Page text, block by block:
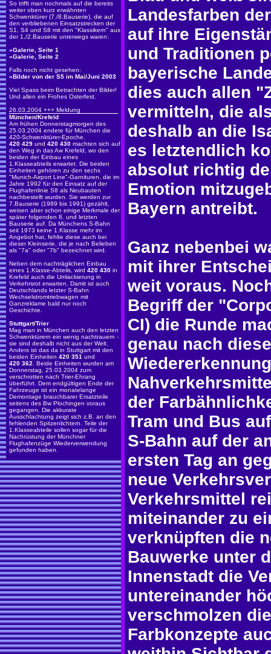
So trifft man nochmals auf die bereits
weiter oben kurz erwähnten
Schwenktürer (7./8.Bauserie), die auf
den verbliebenen Einsatzstrecken der
S1, S4 und S8 mit den "Klassikern" aus
der 1./2.Bauserie unterwegs waren:
»Galerie, Seite 1
»Galerie, Seite 2
Falls noch nicht gesehen:
»Bilder von der S5 im Mai/Juni 2003
Viel Spass beim Betrachten der Bilder!
Und allen ein Frohes Osterfest.
26.03.2004 +++ Meldung
München/Krefeld
Am frühen Donnerstagmorgen des
25.03.2004 endete für München die
420-Schwenktürer-Epoche.
420 429 und 420 430 machten sich auf
den Weg in das Aw Krefeld, wo den
beiden der Einbau eines
1.Klasseabteils erwartet. Die beiden
Einheiten gehören zu den sechs
"Munich-Airport Line"-Garnituren, die im
Jahre 1992 für den Einsatz auf der
Flughafenlinie S8 als Neubauten
nachbestellt wurden. Sie werden zur
7.Bauserie (1989 bis 1991) gezählt,
weisen aber schon einige Merkmale der
später folgenden 8. und letzten
Bauserie auf. Da Münchens S-Bahn
seit 1973 keine 1.Klasse mehr im
Angebot hat, fehlte diese auch bei
dieser Kleinserie, die je nach Belieben
als "7a" oder "7b" bezeichnet wird.
Neben dem nachträglichen Einbau
eines 1.Klasse-Abteils, wird 420 430 in
Krefeld auch die Umlackierung in
Verkehrsrot erwarten. Damit ist auch
Deutschlands letzter S-Bahn
Wechselstromtriebwagen mit
Ganzreklame bald nur noch
Geschichte.
Stuttgart/Trier
Mag man in München auch den letzten
Schwenktürern ein wenig nachtrauern -
sie sind deshalb nicht aus der Welt.
Anders ist das da in Stuttgart mit den
beiden Einheiten 420 351 und
420 362 . Beide Einheiten wurden am
Donnerstag, 25.03.2004 zum
verschrotten nach Trier-Ehrang
überführt. Dem endgültigen Ende der
Fahrzeuge ist ein monatelange
Demontage brauchbarer Ersatzteile
seitens des Bw Plochingen voraus
gegangen. Die akkurate
Ausschlachtung zeigt sich z.B. an den
fehlenden Spitzenlichtern. Teile der
1.Klasseabteile sollen sogar für die
Nachrüstung der Münchner
Flughafenzüge Wiederverwendung
gefunden haben.
Landesfarben
auf ihre
und Traditionen
bayerische
dies auch allen
vermitteln, die
deshalb an die
es letztendlich
absolut richtig
Emotion
Bayern antreibt.
Ganz nebenbei
mit ihrer
weit voraus.
Begriff der
CI) die Runde
genau nach
der
Tram und Bus
S-Bahn auf der
ersten Tag an
neue
Verkehrsmittel
miteinander zu
verknüpften die
Bauwerke unter
Innenstadt die
untereinander
verschmolzen
Farbkonzepte